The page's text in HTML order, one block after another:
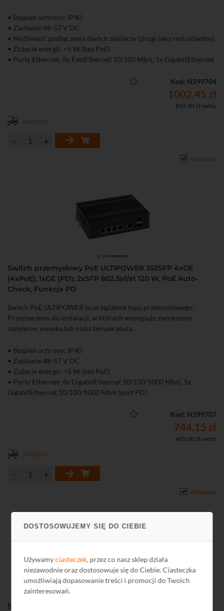
DOSTOSOWUJEMY SIĘ DO CIEBIE
Używamyciasteczek, przez co nasz sklep działa
niezawodnie oraz dostosowuje się do Ciebie. Ciasteczka
umożliwiają dopasowanie treści i promocji do Twoich
zainteresowań.
• Stopień ochrony: IP40
• Zasilanie:48-57 V DC
• Możliwość podłączenia dwóch zasilaczy (drugi jako redundantny)
• Zużycie energii: <5 W (bez PoE)
• Porty Ethernet: 8x FastEthernet 10/100 Mb/s, 1x GigabitEthernet
• Porty PoE: 8 (6x 802.3at/af + 2x 802.3at/af HiPoE 90 W)
• Zabezpieczanie przed wyładowaniami elektrostatycznymi: 6kV
• Dopuszczalna wilgotność otoczenia: 5...95%
• Funkcje Extend, VLAN, PoE Auto Check
• Możliwy montaż na szynie DIN
Kod: N299704
1002,45 zł
815,00 zł netto
od 0,00 zł
Dostępny
Switch przemysłowy PoE ULTIPOWER 352SFP 4xGE
(4xPoE), 1xGE (PD), 2xSFP 802.3af/at 120 W, PoE Auto-
Check, Funkcja PD
Switch PoE ULTIPOWER to urządzenie typu przemysłowego.
Przeznaczony do instalacji, w których występuje zwiększone
zapylenie, wysoka lub niska temperatura.
• Stopień ochrony: IP40
• Zasilanie:48-57 V DC
• Zużycie energii: <5 W (bez PoE)
• Porty Ethernet: 4x GigabitEthernet 10/100/1000 Mb/s, 1x
GigabitEthernet 10/100/1000 Mb/s (port PD)
• Transmisja światłowodowa: 2x SFP 1000 Mb/s
• Zabezpieczanie przed wyładowaniami elektrostatycznymi: 6 kV
• Funkcje Extend, VLAN, PoE Auto Check
• Możliwy montaż na szynie DIN
• Możliwość zasilania switcha poprzez skrętkę (max. 60 W)
Kod: N299707
744,15 zł
605,00 zł netto
od 0,00 zł
Dostępny
Switch przemysłowy PoE ULTIPOWER 311SFP mini 1xGE